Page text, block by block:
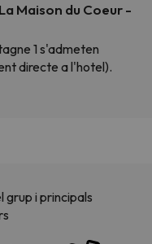
Maison du Coeur -
1 s'admeten
directe a l'hotel).
i principals